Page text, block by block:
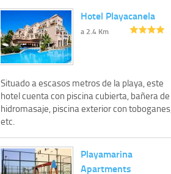
Hotel Playacanela
a 2.4 Km
Situado a escasos metros de la playa, este
hotel cuenta con piscina cubierta, bañera de
hidromasaje, piscina exterior con toboganes,
etc.
Playamarina
Apartments